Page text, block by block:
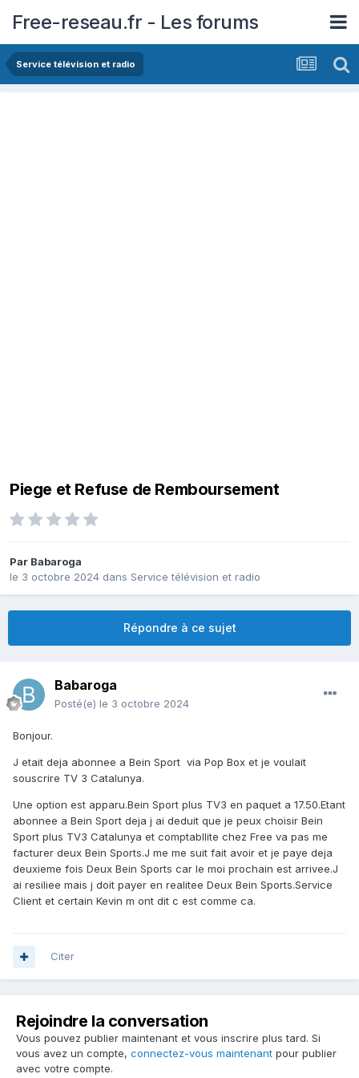
Free-reseau.fr - Les forums
Service télévision et radio
Piege et Refuse de Remboursement
Par Babaroga
le 3 octobre 2024 dans Service télévision et radio
Répondre à ce sujet
Babaroga
Posté(e) le 3 octobre 2024
Bonjour.
J etait deja abonnee a Bein Sport via Pop Box et je voulait
souscrire TV 3 Catalunya.
Une option est apparu.Bein Sport plus TV3 en paquet a 17.50.Etant
abonnee a Bein Sport deja j ai deduit que je peux choisir Bein
Sport plus TV3 Catalunya et comptabllite chez Free va pas me
facturer deux Bein Sports.J me me suit fait avoir et je paye deja
deuxieme fois Deux Bein Sports car le moi prochain est arrivee.J
ai resiliee mais j doit payer en realitee Deux Bein Sports.Service
Client et certain Kevin m ont dit c est comme ca.
Citer
Rejoindre la conversation
Vous pouvez publier maintenant et vous inscrire plus tard. Si
vous avez un compte, connectez-vous maintenant pour publier
avec votre compte.